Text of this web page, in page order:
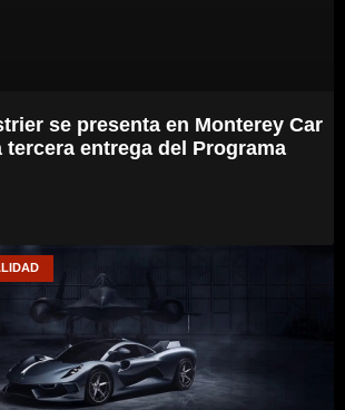
se presenta en Monterey Car
tercera entrega del Programa